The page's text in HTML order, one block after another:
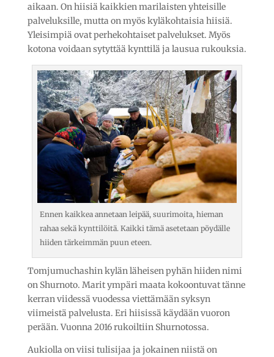
aikaan. On hiisiä kaikkien marilaisten yhteisille
palveluksille, mutta on myös kyläkohtaisia hiisiä.
Yleisimpiä ovat perhekohtaiset palvelukset. Myös
kotona voidaan sytyttää kynttilä ja lausua rukouksia.
Ennen kaikkea annetaan leipää, suurimoita, hieman
rahaa sekä kynttilöitä. Kaikki tämä asetetaan pöydälle
hiiden tärkeimmän puun eteen.
Tomjumuchashin kylän läheisen pyhän hiiden nimi
on Shurnoto. Marit ympäri maata kokoontuvat tänne
kerran viidessä vuodessa viettämään syksyn
viimeistä palvelusta. Eri hiisissä käydään vuoron
perään. Vuonna 2016 rukoiltiin Shurnotossa.
Aukiolla on viisi tulisijaa ja jokainen niistä on